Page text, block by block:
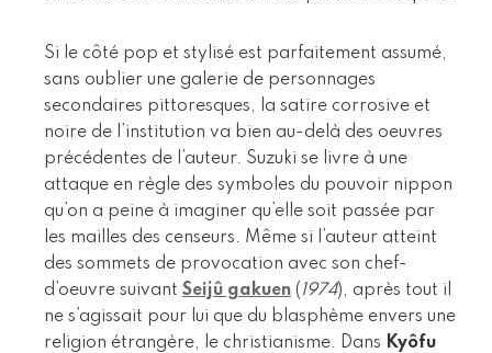
Si le côté pop et stylisé est parfaitement assumé,
sans oublier une galerie de personnages
secondaires pittoresques, la satire corrosive et
noire de l’institution va bien au-delà des oeuvres
précédentes de l’auteur. Suzuki se livre à une
attaque en règle des symboles du pouvoir nippon
qu’on a peine à imaginer qu’elle soit passée par
les mailles des censeurs. Même si l’auteur atteint
des sommets de provocation avec son chef-
d’oeuvre suivant Seijû gakuen ( 1974), après tout il
ne s’agissait pour lui que du blasphème envers une
religion étrangère, le christianisme. Dans Kyôfu